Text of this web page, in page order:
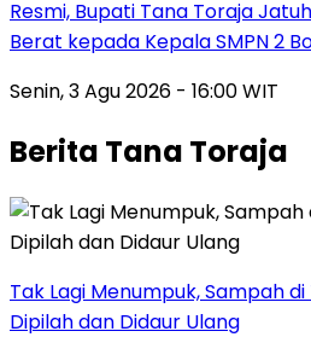
Resmi, Bupati Tana Toraja
Berat kepada Kepala SMPN 2
Senin, 3 Agu 2026 - 16:00 WIT
Berita Tana Toraja
Tak Lagi Menumpuk, Sampah
Dipilah dan Didaur Ulang